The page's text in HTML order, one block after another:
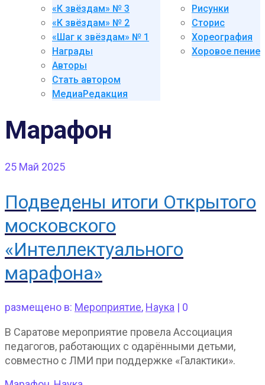
«К звёздам» № 3
«К звёздам» № 2
«Шаг к звёздам» № 1
Награды
Авторы
Стать автором
МедиаРедакция
Рисунки
Сторис
Хореография
Хоровое пение
Марафон
25 Май 2025
Подведены итоги Открытого
московского
«Интеллектуального
марафона»
размещено в: Мероприятие, Наука | 0
В Саратове мероприятие провела Ассоциация
педагогов, работающих с одарёнными детьми,
совместно с ЛМИ при поддержке «Галактики».